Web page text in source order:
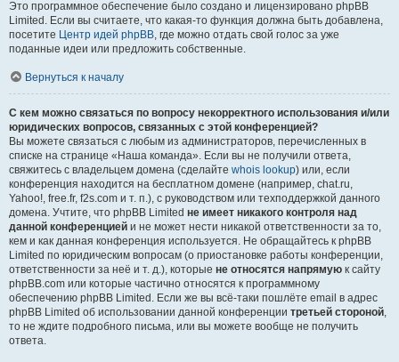
Это программное обеспечение было создано и лицензировано phpBB
Limited. Если вы считаете, что какая-то функция должна быть добавлена,
посетите Центр идей phpBB, где можно отдать свой голос за уже
поданные идеи или предложить собственные.
Вернуться к началу
С кем можно связаться по вопросу некорректного использования и/или
юридических вопросов, связанных с этой конференцией?
Вы можете связаться с любым из администраторов, перечисленных в
списке на странице «Наша команда». Если вы не получили ответа,
свяжитесь с владельцем домена (сделайте whois lookup) или, если
конференция находится на бесплатном домене (например, chat.ru,
Yahoo!, free.fr, f2s.com и т. п.), с руководством или техподдержкой данного
домена. Учтите, что phpBB Limited не имеет никакого контроля над
данной конференцией и не может нести никакой ответственности за то,
кем и как данная конференция используется. Не обращайтесь к phpBB
Limited по юридическим вопросам (о приостановке работы конференции,
ответственности за неё и т. д.), которые не относятся напрямую к сайту
phpBB.com или которые частично относятся к программному
обеспечению phpBB Limited. Если же вы всё-таки пошлёте email в адрес
phpBB Limited об использовании данной конференции третьей стороной,
то не ждите подробного письма, или вы можете вообще не получить
ответа.